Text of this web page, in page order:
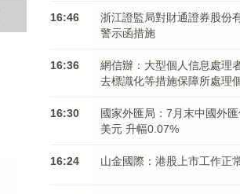
16:46
浙江證監局對財通證券股份
警示函措施
16:36
網信辦：大型個人信息處理
去標識化等措施保障所處理
16:30
國家外匯局：7月末中國外
美元 升幅0.07%
16:24 山金國際：港股上市工作正